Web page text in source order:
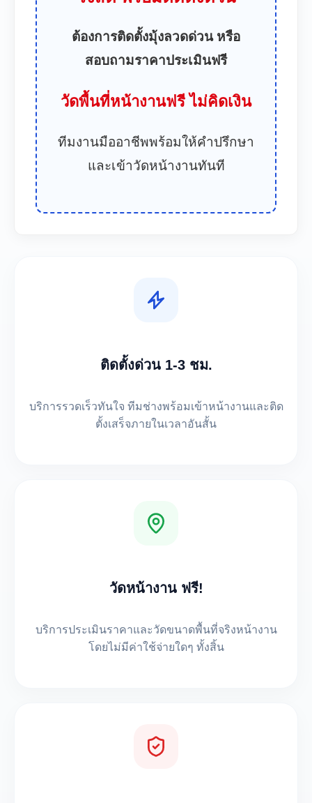
ต้องการติดตั้งมุ้งลวดด่วน หรือ
สอบถามราคาประเมินฟรี
วัดพื้นที่หน้างานฟรี ไม่คิดเงิน
ทีมงานมืออาชีพพร้อมให้คำปรึกษา
และเข้าวัดหน้างานทันที
ติดตั้งด่วน 1-3 ชม.
บริการรวดเร็วทันใจ ทีมช่างพร้อมเข้าหน้างานและติด
ตั้งเสร็จภายในเวลาอันสั้น
วัดหน้างาน ฟรี!
บริการประเมินราคาและวัดขนาดพื้นที่จริงหน้างาน
โดยไม่มีค่าใช้จ่ายใดๆ ทั้งสิ้น